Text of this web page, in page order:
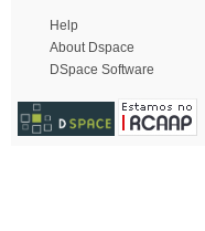
Help
About Dspace
DSpace Software